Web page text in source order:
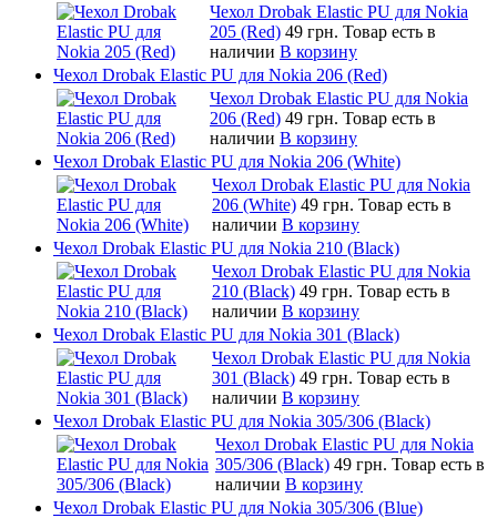
Чехол Drobak Elastic PU для Nokia
205 (Red) 49 грн. Товар есть в
наличии В корзину
Чехол Drobak Elastic PU для Nokia 206 (Red)
Чехол Drobak Elastic PU для Nokia
206 (Red) 49 грн. Товар есть в
наличии В корзину
Чехол Drobak Elastic PU для Nokia 206 (White)
Чехол Drobak Elastic PU для Nokia
206 (White) 49 грн. Товар есть в
наличии В корзину
Чехол Drobak Elastic PU для Nokia 210 (Black)
Чехол Drobak Elastic PU для Nokia
210 (Black) 49 грн. Товар есть в
наличии В корзину
Чехол Drobak Elastic PU для Nokia 301 (Black)
Чехол Drobak Elastic PU для Nokia
301 (Black) 49 грн. Товар есть в
наличии В корзину
Чехол Drobak Elastic PU для Nokia 305/306 (Black)
Чехол Drobak Elastic PU для Nokia
305/306 (Black) 49 грн. Товар есть в
наличии В корзину
Чехол Drobak Elastic PU для Nokia 305/306 (Blue)